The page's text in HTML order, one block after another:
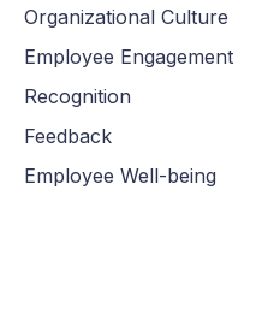
Organizational Culture
Employee Engagement
Recognition
Feedback
Employee Well-being